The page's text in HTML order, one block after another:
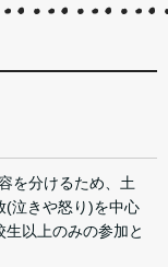
を分けるため、土
(泣きや怒り)を中心
以上のみの参加と